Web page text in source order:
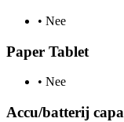
• Nee
Paper Tablet
• Nee
Accu/batterij